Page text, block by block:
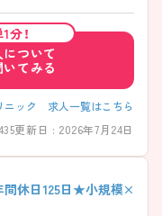
分！
ついて
てみる
ニック 求人一覧はこちら
更新日 : 2026年7月24日
間休日125日★小規模×